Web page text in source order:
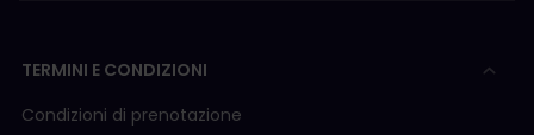
TERMINI E CONDIZIONI
Condizioni di prenotazione